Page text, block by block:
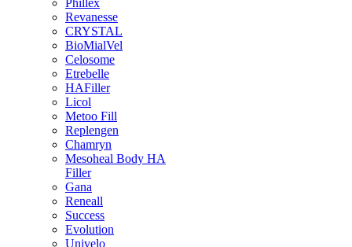
Phillex
Revanesse
CRYSTAL
BioMialVel
Celosome
Etrebelle
HAFiller
Licol
Metoo Fill
Replengen
Chamryn
Mesoheal Body HA
Filler
Gana
Reneall
Success
Evolution
Univelo